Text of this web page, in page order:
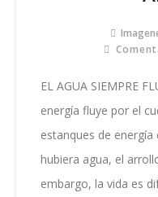
EL AGUA SIEMPRE
energía fluye por el
estanques de
hubiera agua, el
embargo, la vida es